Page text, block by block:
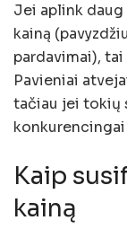
Jei aplink daug
kainą
pardavimai),
Pavieniai
tačiau jei tokių
Kaip
kainą